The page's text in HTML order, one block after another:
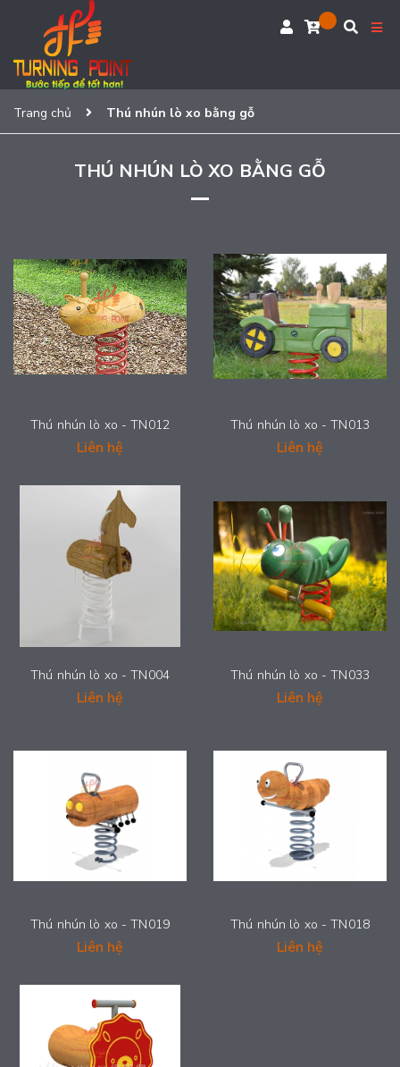
Trang chủ Thú nhún lò xo bằng gỗ
THÚ NHÚN LÒ XO BẰNG GỖ
Thú nhún lò xo - TN012
Liên hệ
Thú nhún lò xo - TN013
Liên hệ
Thú nhún lò xo - TN004
Liên hệ
Thú nhún lò xo - TN033
Liên hệ
Thú nhún lò xo - TN019
Liên hệ
Thú nhún lò xo - TN018
Liên hệ